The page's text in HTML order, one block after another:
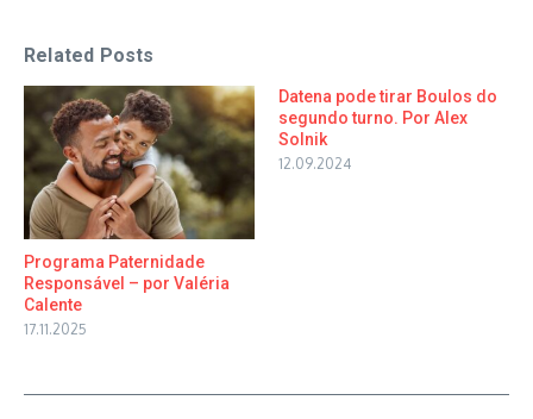
Related Posts
Programa Paternidade
Responsável – por Valéria
Calente
17.11.2025
Datena pode tirar Boulos do
segundo turno. Por Alex
Solnik
12.09.2024